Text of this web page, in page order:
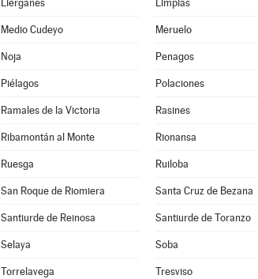
Liérganes Limpias
Medio Cudeyo Meruelo
Noja Penagos
Piélagos Polaciones
Ramales de la Victoria Rasines
Ribamontán al Monte Rionansa
Ruesga Ruiloba
San Roque de Riomiera Santa Cruz de Bezana
Santiurde de Reinosa Santiurde de Toranzo
Selaya Soba
Torrelavega Tresviso